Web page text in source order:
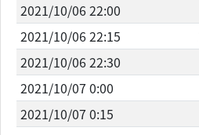
2021/10/06 22:00
2021/10/06 22:15
2021/10/06 22:30
2021/10/07 0:00
2021/10/07 0:15